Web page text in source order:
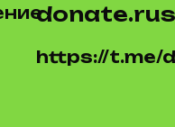
https://t.me/